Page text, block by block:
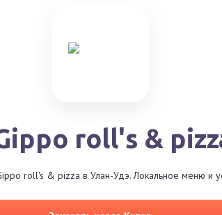
roll's &
roll's & pizza в Улан-Удэ. Локальное меню и